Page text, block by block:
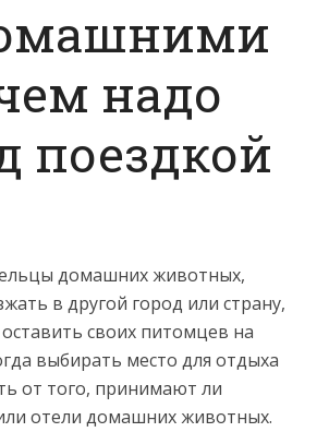
надо
поездкой
домашних животных,
в другой город или страну,
своих питомцев на
выбирать место для отдыха
от того, принимают ли
отели домашних животных.